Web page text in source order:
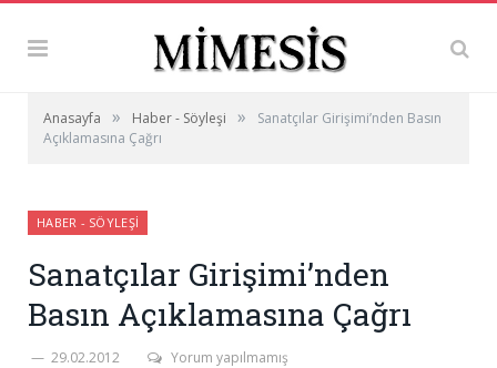
Anasayfa » Haber - Söyleşi »
Sanatçılar Girişimi’nden Basın
Açıklamasına Çağrı
HABER - SÖYLEŞI
Sanatçılar Girişimi’nden
Basın Açıklamasına Çağrı
29.02.2012 Yorum yapılmamış